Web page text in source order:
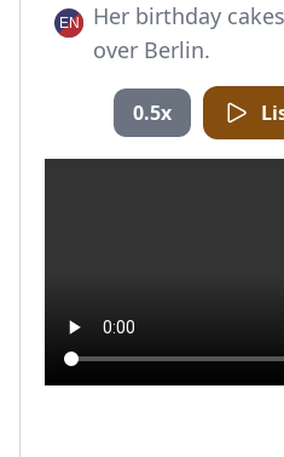
Her birthday
over Berlin.
0.5x